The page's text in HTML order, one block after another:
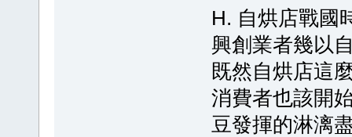
H. 自烘店戰國
興創業者幾以
既然自烘店這
消費者也該開
豆發揮的淋漓